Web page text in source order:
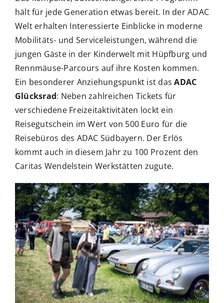
hält für jede Generation etwas bereit. In der ADAC
Welt erhalten Interessierte Einblicke in moderne
Mobilitäts- und Serviceleistungen, während die
jungen Gäste in der Kinderwelt mit Hüpfburg und
Rennmäuse-Parcours auf ihre Kosten kommen.
Ein besonderer Anziehungspunkt ist dasADAC
Glücksrad: Neben zahlreichen Tickets für
verschiedene Freizeitaktivitäten lockt ein
Reisegutschein im Wert von 500 Euro für die
Reisebüros des ADAC Südbayern. Der Erlös
kommt auch in diesem Jahr zu 100 Prozent den
Caritas Wendelstein Werkstätten zugute.